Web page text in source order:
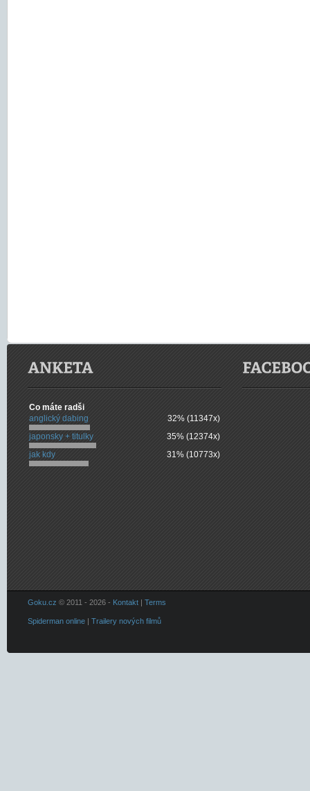
Co máte radši
anglický dabing
32% (11347x)
japonsky + titulky
35% (12374x)
jak kdy
31% (10773x)
Goku.cz © 2011 - 2026 - Kontakt | Terms
Spiderman online | Trailery nových filmů